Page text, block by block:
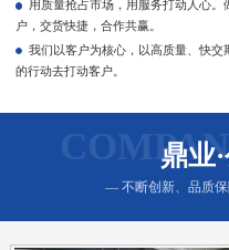
用质量抢占市场，用服务打动人心
户，交货快捷，合作共赢。
我们以客户为核心，以高质量、快
的行动去打动客户。
鼎业
— 不断创新、品质